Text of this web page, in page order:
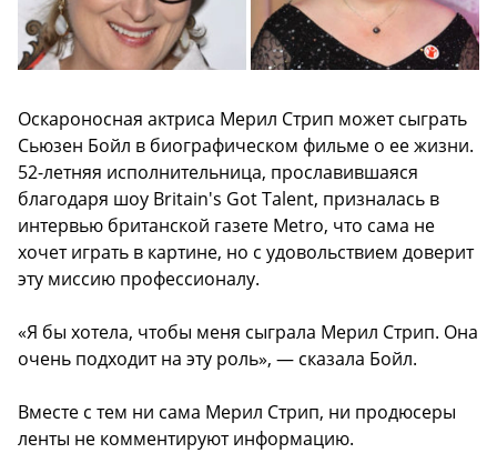
Оскароносная актриса Мерил Стрип может сыграть
Сьюзен Бойл в биографическом фильме о ее жизни.
52-летняя исполнительница, прославившаяся
благодаря шоу Britain's Got Talent, призналась в
интервью британской газете Metro, что сама не
хочет играть в картине, но с удовольствием доверит
эту миссию профессионалу.
«Я бы хотела, чтобы меня сыграла Мерил Стрип. Она
очень подходит на эту роль», — сказала Бойл.
Вместе с тем ни сама Мерил Стрип, ни продюсеры
ленты не комментируют информацию.